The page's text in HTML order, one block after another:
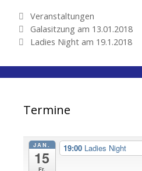
Kategorien
Veranstaltungen
Beitrags-
Navigation
Galasitzung am 13.01.2018
Ladies Night am 19.1.2018
Termine
JAN.
15
Fr.
19:00 Ladies Night